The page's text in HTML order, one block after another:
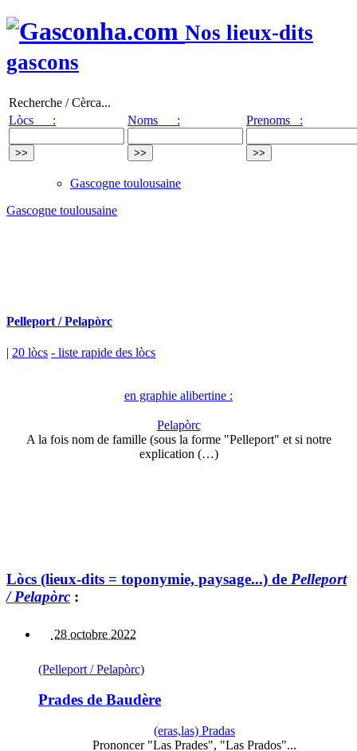
Nos lieux-dits
gascons
Recherche / Cèrca...
Lòcs :
Noms : Prenoms :
Gascogne toulousaine
Gascogne toulousaine
Pelleport / Pelapòrc
| 20 lòcs - liste rapide des lòcs
en graphie alibertine :
Pelapòrc
A la fois nom de famille (sous la forme "Pelleport" et si notre
explication (…)
Lòcs (lieux-dits = toponymie, paysage...) de Pelleport
/ Pelapòrc :
28 octobre 2022
(Pelleport / Pelapòrc)
Prades de Baudère
(eras,las) Pradas
Prononcer "Las Prades", "Las Prados"...